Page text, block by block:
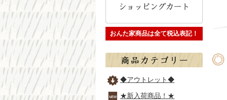
おんた家商品は全て税込表記！
◆アウトレット◆
★新入荷商品！★